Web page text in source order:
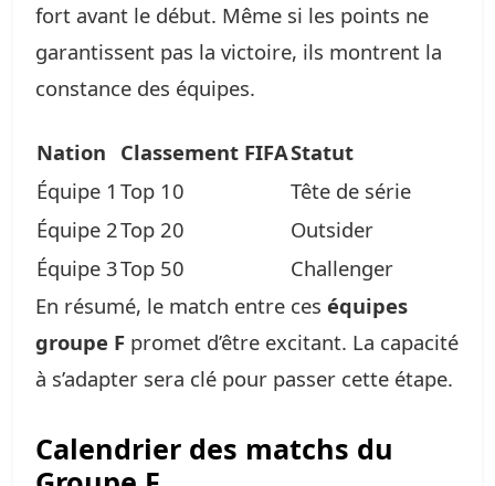
fort avant le début. Même si les points ne
garantissent pas la victoire, ils montrent la
constance des équipes.
Nation Classement FIFAStatut
Équipe 1 Top 10
Tête de série
Équipe 2Top 20
Outsider
Équipe 3Top 50
Challenger
En résumé, le match entre ces équipes
groupe F promet d’être excitant. La capacité
à s’adapter sera clé pour passer cette étape.
Calendrier des matchs du